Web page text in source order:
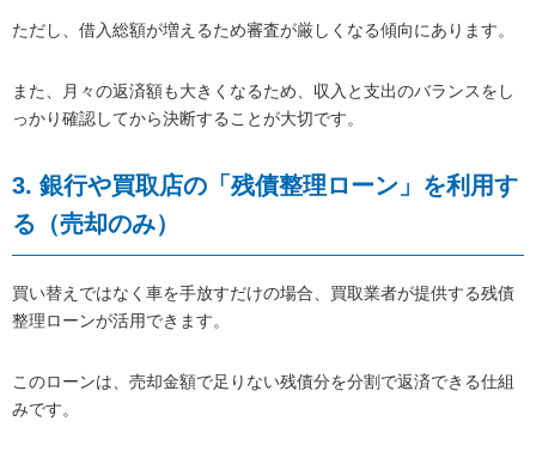
ただし、借入総額が増えるため審査が厳しくなる傾向にあります。
また、月々の返済額も大きくなるため、収入と支出のバランスをし
っかり確認してから決断することが大切です。
3. 銀行や買取店の「残債整理ローン」を利用す
る（売却のみ）
買い替えではなく車を手放すだけの場合、買取業者が提供する残債
整理ローンが活用できます。
このローンは、売却金額で足りない残債分を分割で返済できる仕組
みです。